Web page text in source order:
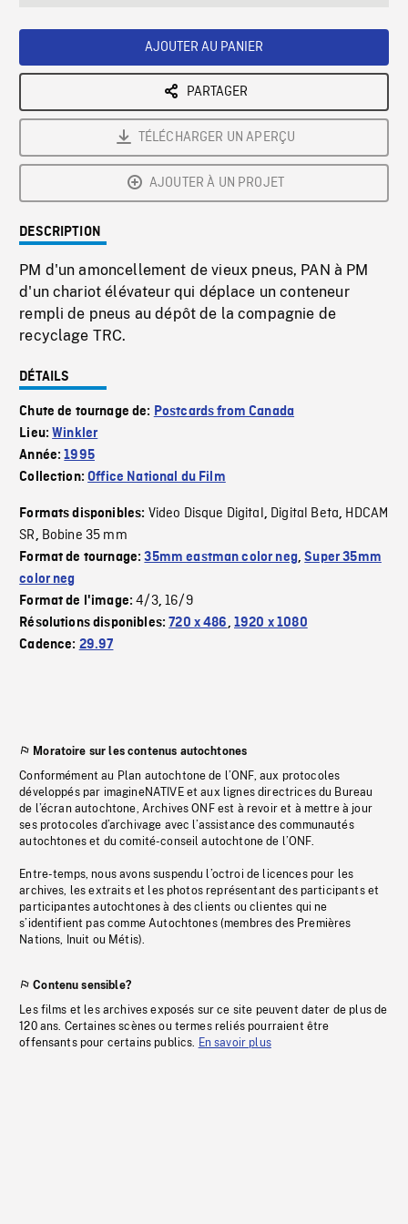
AJOUTER AU PANIER
PARTAGER
TÉLÉCHARGER UN APERÇU
AJOUTER À UN PROJET
DESCRIPTION
PM d'un amoncellement de vieux pneus, PAN à PM
d'un chariot élévateur qui déplace un conteneur
rempli de pneus au dépôt de la compagnie de
recyclage TRC.
DÉTAILS
Chute de tournage de: Postcards from Canada
Lieu:Winkler
Année:1995
Collection:Office National du Film
Formats disponibles: Video Disque Digital, Digital Beta, HDCAM
SR, Bobine 35 mm
Format de tournage:35mm eastman color neg,Super 35mm
color neg
Format de l'image:4/3,16/9
Résolutions disponibles:720 x 486, 1920 x 1080
Cadence: 29.97
Moratoire sur les contenus autochtones
Conformément au Plan autochtone de l’ONF, aux protocoles
développés par imagineNATIVE et aux lignes directrices du Bureau
de l’écran autochtone, Archives ONF est à revoir et à mettre à jour
ses protocoles d’archivage avec l’assistance des communautés
autochtones et du comité-conseil autochtone de l’ONF.
Entre-temps, nous avons suspendu l’octroi de licences pour les
archives, les extraits et les photos représentant des participants et
participantes autochtones à des clients ou clientes qui ne
s’identifient pas comme Autochtones (membres des Premières
Nations, Inuit ou Métis).
Contenu sensible?
Les films et les archives exposés sur ce site peuvent dater de plus de
120 ans. Certaines scènes ou termes reliés pourraient être
offensants pour certains publics. En savoir plus